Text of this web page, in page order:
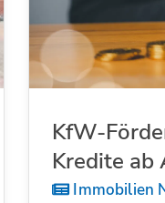
KfW-
Kredite ab
Immobilien